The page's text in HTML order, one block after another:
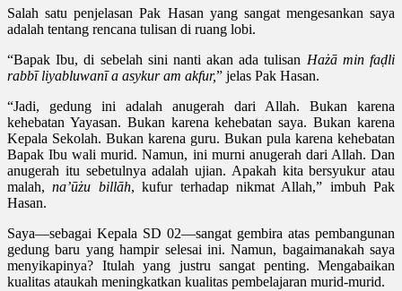
Salah satu penjelasan Pak Hasan yang sangat mengesankan saya
adalah tentang rencana tulisan di ruang lobi.
“Bapak Ibu, di sebelah sini nanti akan ada tulisan Hażā min faḍli
rabbī liyabluwanī a asykur am akfur,” jelas Pak Hasan.
“Jadi, gedung ini adalah anugerah dari Allah. Bukan karena
kehebatan Yayasan. Bukan karena kehebatan saya. Bukan karena
Kepala Sekolah. Bukan karena guru. Bukan pula karena kehebatan
Bapak Ibu wali murid. Namun, ini murni anugerah dari Allah. Dan
anugerah itu sebetulnya adalah ujian. Apakah kita bersyukur atau
malah,na’ūżu billāh, kufur terhadap nikmat Allah,” imbuh Pak
Hasan.
Saya—sebagai Kepala SD 02—sangat gembira atas pembangunan
gedung baru yang hampir selesai ini. Namun, bagaimanakah saya
menyikapinya? Itulah yang justru sangat penting. Mengabaikan
kualitas ataukah meningkatkan kualitas pembelajaran murid-murid.